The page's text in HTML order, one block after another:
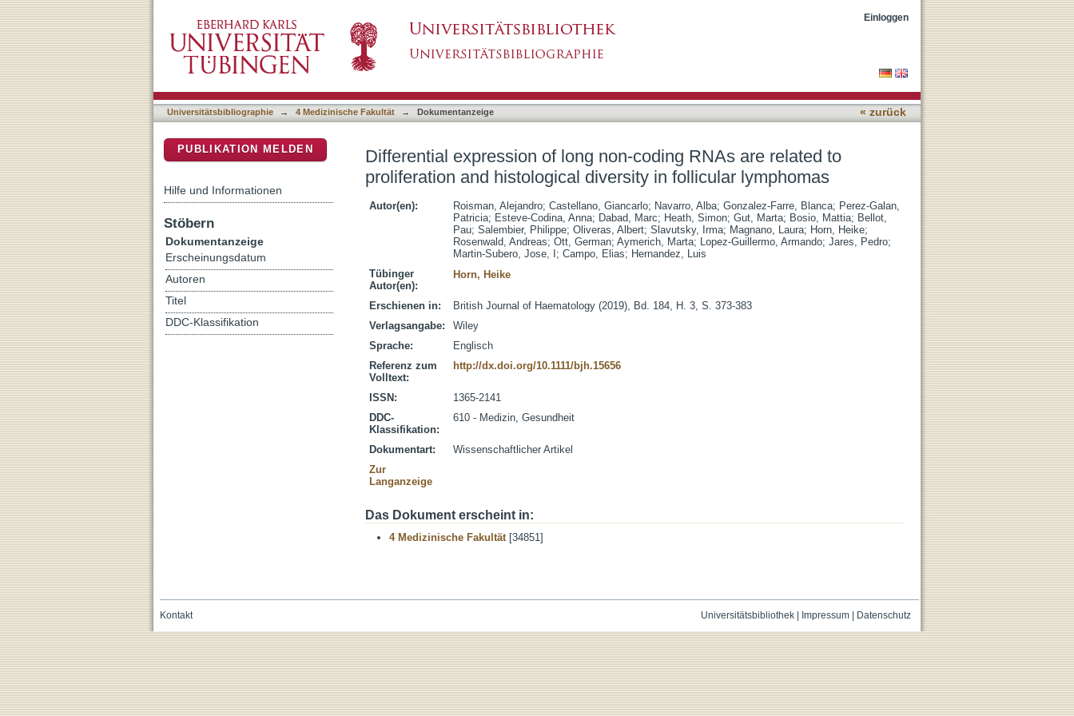
diversity in follicular lymphomas
Einloggen
Universitätsbibliographie → 4 Medizinische Fakultät → Dokumentanzeige « zurück
Differential expression of long non-coding RNAs are related to
proliferation and histological diversity in follicular lymphomas
Autor(en): Roisman, Alejandro; Castellano, Giancarlo; Navarro, Alba; Gonzalez-Farre, Blanca; Perez-Galan,
Patricia; Esteve-Codina, Anna; Dabad, Marc; Heath, Simon; Gut, Marta; Bosio, Mattia; Bellot,
Pau; Salembier, Philippe; Oliveras, Albert; Slavutsky, Irma; Magnano, Laura; Horn, Heike;
Rosenwald, Andreas; Ott, German; Aymerich, Marta; Lopez-Guillermo, Armando; Jares, Pedro;
Martin-Subero, Jose, I ; Campo, Elias; Hernandez, Luis
Tübinger
Autor(en):
Horn, Heike
Erschienen in:
British Journal of Haematology (2019), Bd. 184, H. 3, S. 373-383
Verlagsangabe:
Wiley
Sprache:
Englisch
Referenz zum
Volltext:
http://dx.doi.org/10.1111/bjh.15656
ISSN:
1365-2141
DDC-
Klassifikation:
610 - Medizin, Gesundheit
Dokumentart:
Wissenschaftlicher Artikel
Zur
Langanzeige
Das Dokument erscheint in:
4 Medizinische Fakultät[34851]
PUBLIKATION MELDEN
Hilfe und Informationen
Stöbern
Dokumentanzeige
Erscheinungsdatum
Autoren
Titel
DDC-Klassifikation
Universitätsbibliothek| Impressum| Datenschutz
Kontakt